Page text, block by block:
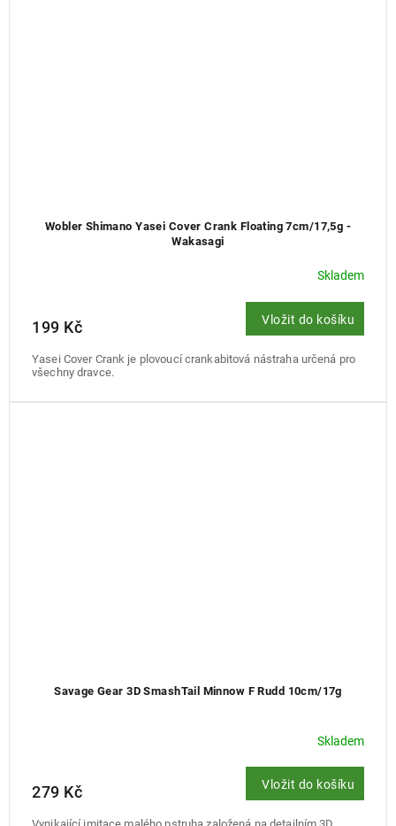
Wobler Shimano Yasei Cover Crank Floating 7cm/17,5g -
Wakasagi
Skladem
199 Kč Vložit do košíku
Yasei Cover Crank je plovoucí crankabitová nástraha určená pro
všechny dravce.
Savage Gear 3D SmashTail Minnow F Rudd 10cm/17g
Skladem
279 Kč Vložit do košíku